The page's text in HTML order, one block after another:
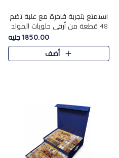
استمتع بتجربة فاخرة مع علبة تضم
48 قطعة من أرقى حلويات المولد
الشرقية، في تشكيلة تجمع بين
الأصناف التقليدية الفاخرة والاختيارات
1850.00 جنيه
أضف